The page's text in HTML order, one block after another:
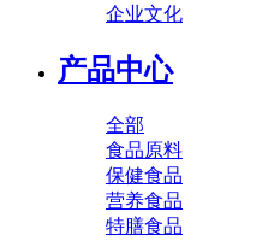
企业文化
产品中心
全部
食品原料
保健食品
营养食品
特膳食品